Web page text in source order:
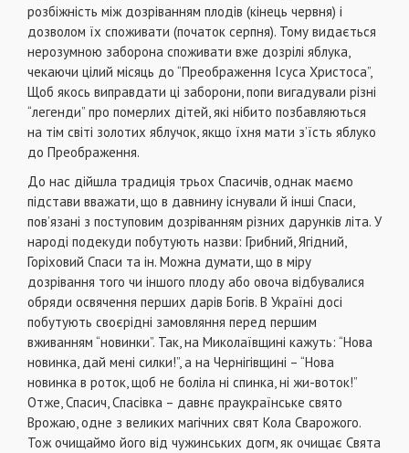
розбіжність між дозріванням плодів (кінець червня) і
дозволом їх споживати (початок серпня). Тому видається
нерозумною заборона споживати вже дозрілі яблука,
чекаючи цілий місяць до “Преображення Ісуса Христоса”,
Щоб якось виправдати ці заборони, попи вигадували різні
“легенди” про померлих дітей, які нібито позбавляються
на тім світі золотих яблучок, якщо їхня мати з’їсть яблуко
до Преображення.
До нас дійшла традиція трьох Спасичів, однак маємо
підстави вважати, що в давнину існували й інші Спаси,
пов’язані з поступовим дозріванням різних дарунків літа. У
народі подекуди побутують назви: Грибний, Ягідний,
Горіховий Спаси та ін. Можна думати, що в міру
дозрівання того чи іншого плоду або овоча відбувалися
обряди освячення перших дарів Богів. В Україні досі
побутують своєрідні замовляння перед першим
вживанням “новинки”. Так, на Миколаївщині кажуть: “Нова
новинка, дай мені силки!”, а на Чернігівщині – “Нова
новинка в роток, щоб не боліла ні спинка, ні жи-воток!”
Отже, Спасич, Спасівка – давнє праукраїнське свято
Врожаю, одне з великих магічних свят Кола Сварожого.
Тож очищаймо його від чужинських догм, як очищає Свята